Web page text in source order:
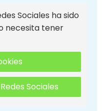
Sociales ha sido
necesita tener
Sociales